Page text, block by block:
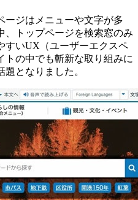
ージはメニューや文字が多
、トップページを検索窓のみ
すいUX（ユーザーエクスペ
トの中でも斬新な取り組みに
となりました。